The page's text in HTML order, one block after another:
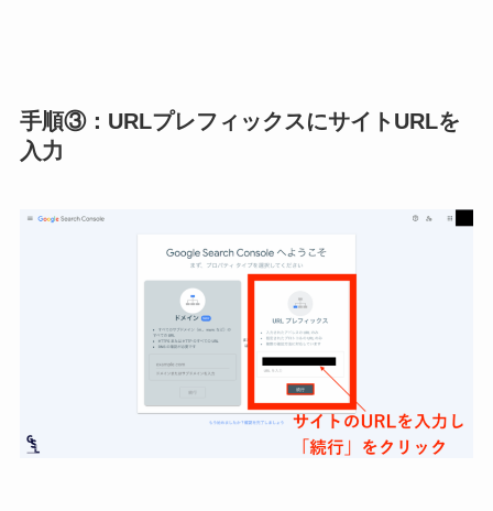
手順③：URLプレフィックスにサイトURLを
入力